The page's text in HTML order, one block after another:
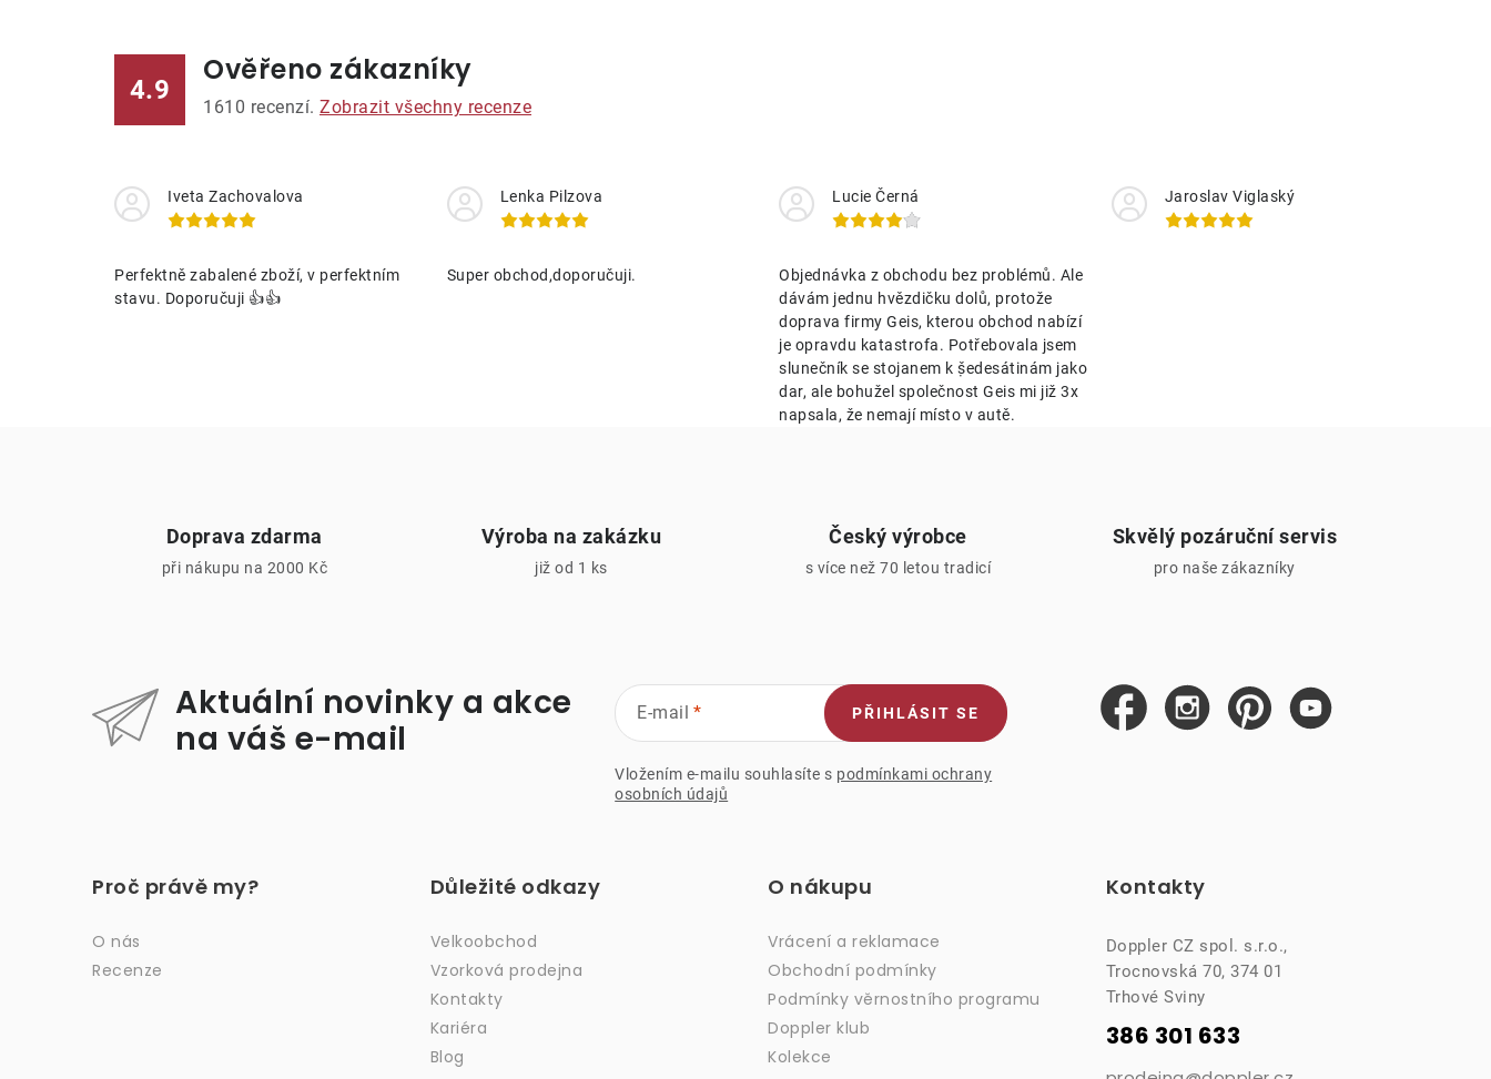
á
a
c
p
p
4.9
Ověřeno zákazníky
1610 recenzí. Zobrazit všechny recenze
Iveta Zachovalova
Perfektně zabalené zboží, v perfektním
stavu. Doporučuji 👍👍
Lenka Pilzova
Super obchod,doporučuji.
Lucie Černá
Objednávka z obchodu bez problémů. Ale
dávám jednu hvězdičku dolů, protože
doprava firmy Geis, kterou obchod nabízí
je opravdu katastrofa. Potřebovala jsem
slunečník se stojanem k ṣ̌edesátinám jako
dar, ale bohužel společnost Geis mi již 3x
napsala, že nemají místo v autě.
Jaroslav Viglaský
Doprava zdarma
při nákupu na 2000 Kč
Výroba na zakázku
již od 1 ks
Český výrobce
s více než 70 letou tradicí
Skvělý pozáruční servis
pro naše zákazníky
Aktuální novinky a akce
na váš e-mail
E-mail
Vložením e-mailu souhlasíte s podmínkami ochrany
osobních údajů
PŘIHLÁSIT SE
Proč právě my?
O nás
Recenze
Důležité odkazy
Velkoobchod
Vzorková prodejna
Kontakty
Kariéra
Blog
O nákupu
Vrácení a reklamace
Obchodní podmínky
Podmínky věrnostního programu
Doppler klub
Kolekce
Kontakty
Doppler CZ spol. s.r.o.,
Trocnovská 70, 374 01
Trhové Sviny
386 301 633